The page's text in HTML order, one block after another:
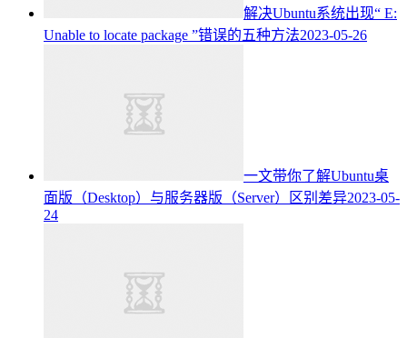
解决Ubuntu系统出现“ E:
Unable to locate package ”错误的五种方法2023-05-26
一文带你了解Ubuntu桌
面版（Desktop）与服务器版（Server）区别差异2023-05-
24